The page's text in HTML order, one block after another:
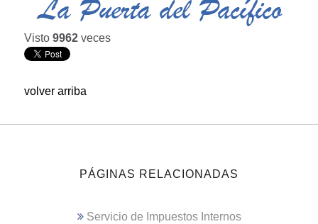
Visto 9962 veces
volver arriba
PÁGINAS RELACIONADAS
Servicio de Impuestos Internos